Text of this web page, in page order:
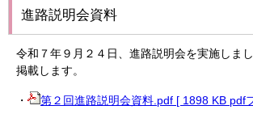
進路説明会資料
令和７年９月２４日、進路説明会を実施しま
掲載します。
・ 第２回進路説明会資料.pdf [ 1898 KB pdf